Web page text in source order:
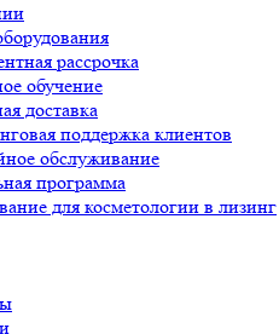
рассрочка
обучение
доставка
поддержка клиентов
обслуживание
программа
для косметологии в лизинг